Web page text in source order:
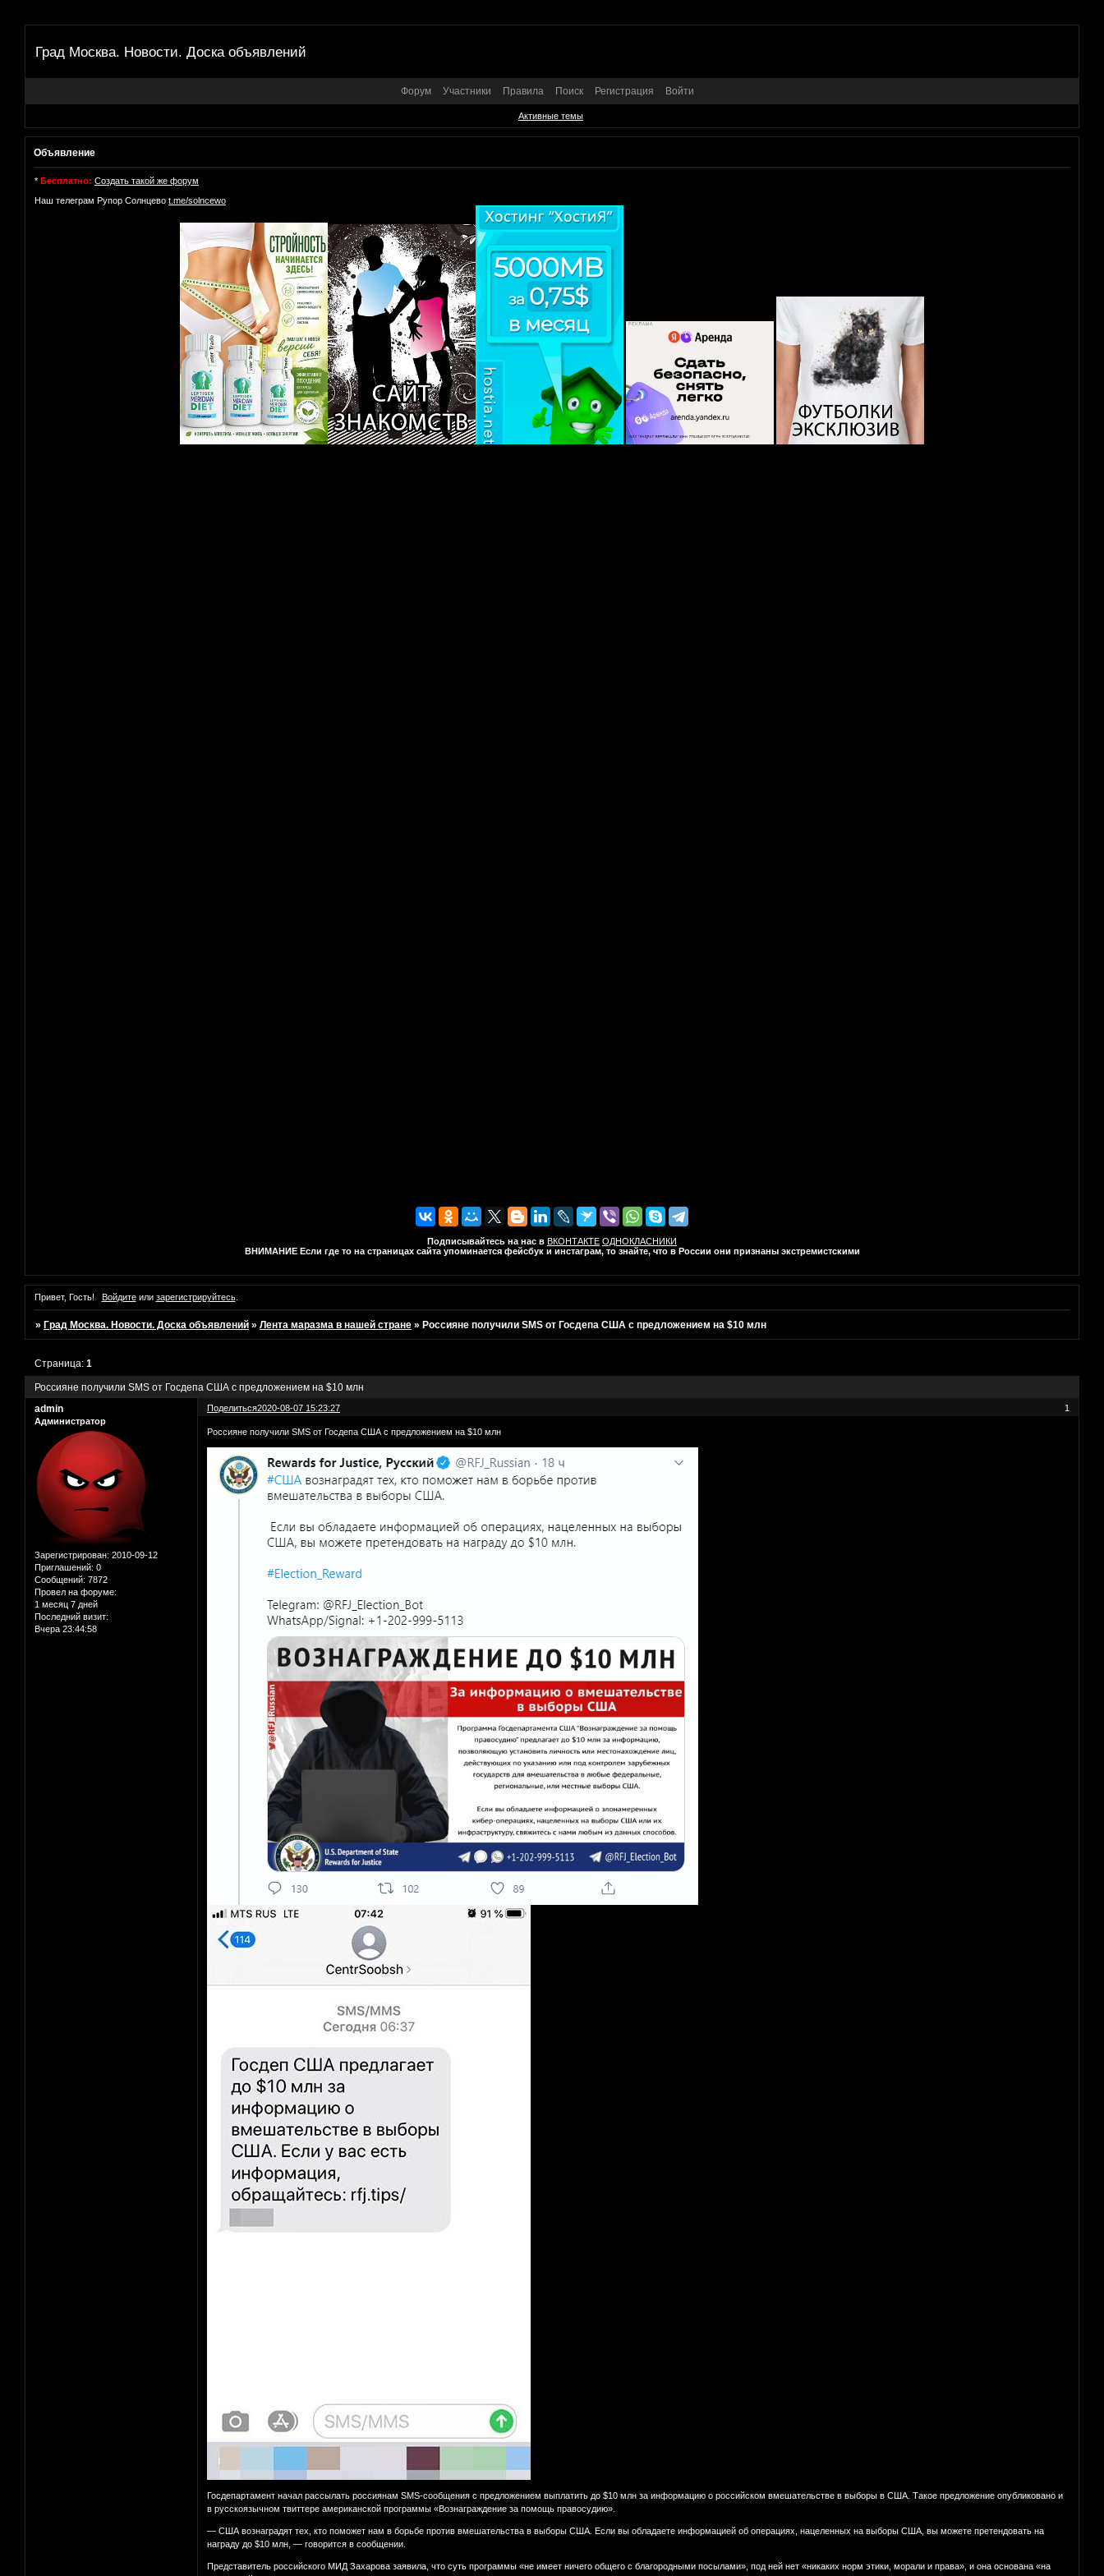
Град Москва. Новости. Доска объявлений
Форум Участники Правила Поиск Регистрация Войти
Активные темы
Объявление
* Бесплатно: Создать такой же форум
Наш телеграм Рупор Солнцево t.me/solncewo
Подписывайтесь на нас в ВКОНТАКТЕ ОДНОКЛАСНИКИ
ВНИМАНИЕ Если где то на страницах сайта упоминается фейсбук и инстаграм, то знайте, что в России они признаны экстремистскими
Привет, Гость! Войдитеили зарегистрируйтесь.
» Град Москва. Новости. Доска объявлений »Лента маразма в нашей стране » Россияне получили SMS от Госдепа США с предложением на $10 млн
Россияне получили SMS от Госдепа США с предложением на $10 млн
Страница:1
Поделиться 1
2020-08-07 15:23:27
admin
Администратор
Зарегистрирован: 2010-09-12
Приглашений: 0
Сообщений: 7872
Провел на форуме:
1 месяц 7 дней
Последний визит:
Вчера 23:44:58
Россияне получили SMS от Госдепа США с предложением на $10 млн
Госдепартамент начал рассылать россиянам SMS-сообщения с предложением выплатить до $10 млн за информацию о российском вмешательстве в выборы в США. Такое предложение опубликовано и
в русскоязычном твиттере американской программы «Вознаграждение за помощь правосудию».
— США вознаградят тех, кто поможет нам в борьбе против вмешательства в выборы США. Если вы обладаете информацией об операциях, нацеленных на выборы США, вы можете претендовать на
награду до $10 млн, — говорится в сообщении.
Представитель российского МИД Захарова заявила, что суть программы «не имеет ничего общего с благородными посылами», под ней нет «никаких норм этики, морали и права», и она основана «на